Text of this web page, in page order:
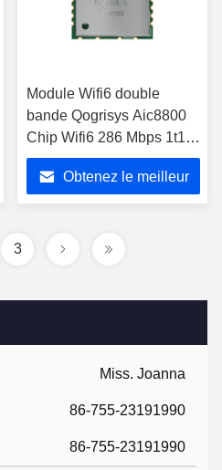
Miss. Joanna
86-755-23191990
86-755-23191990
Module Wifi6 double
bande Qogrisys Aic8800
Chip Wifi6 286 Mbps 1t1r
USB avec Bt5.4
Obtenez le meilleur
3